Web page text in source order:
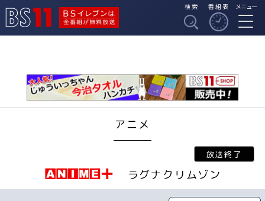
BSイレブンは全番組
検索 番組表 メニュー
アニメ
ラグナクリムゾン